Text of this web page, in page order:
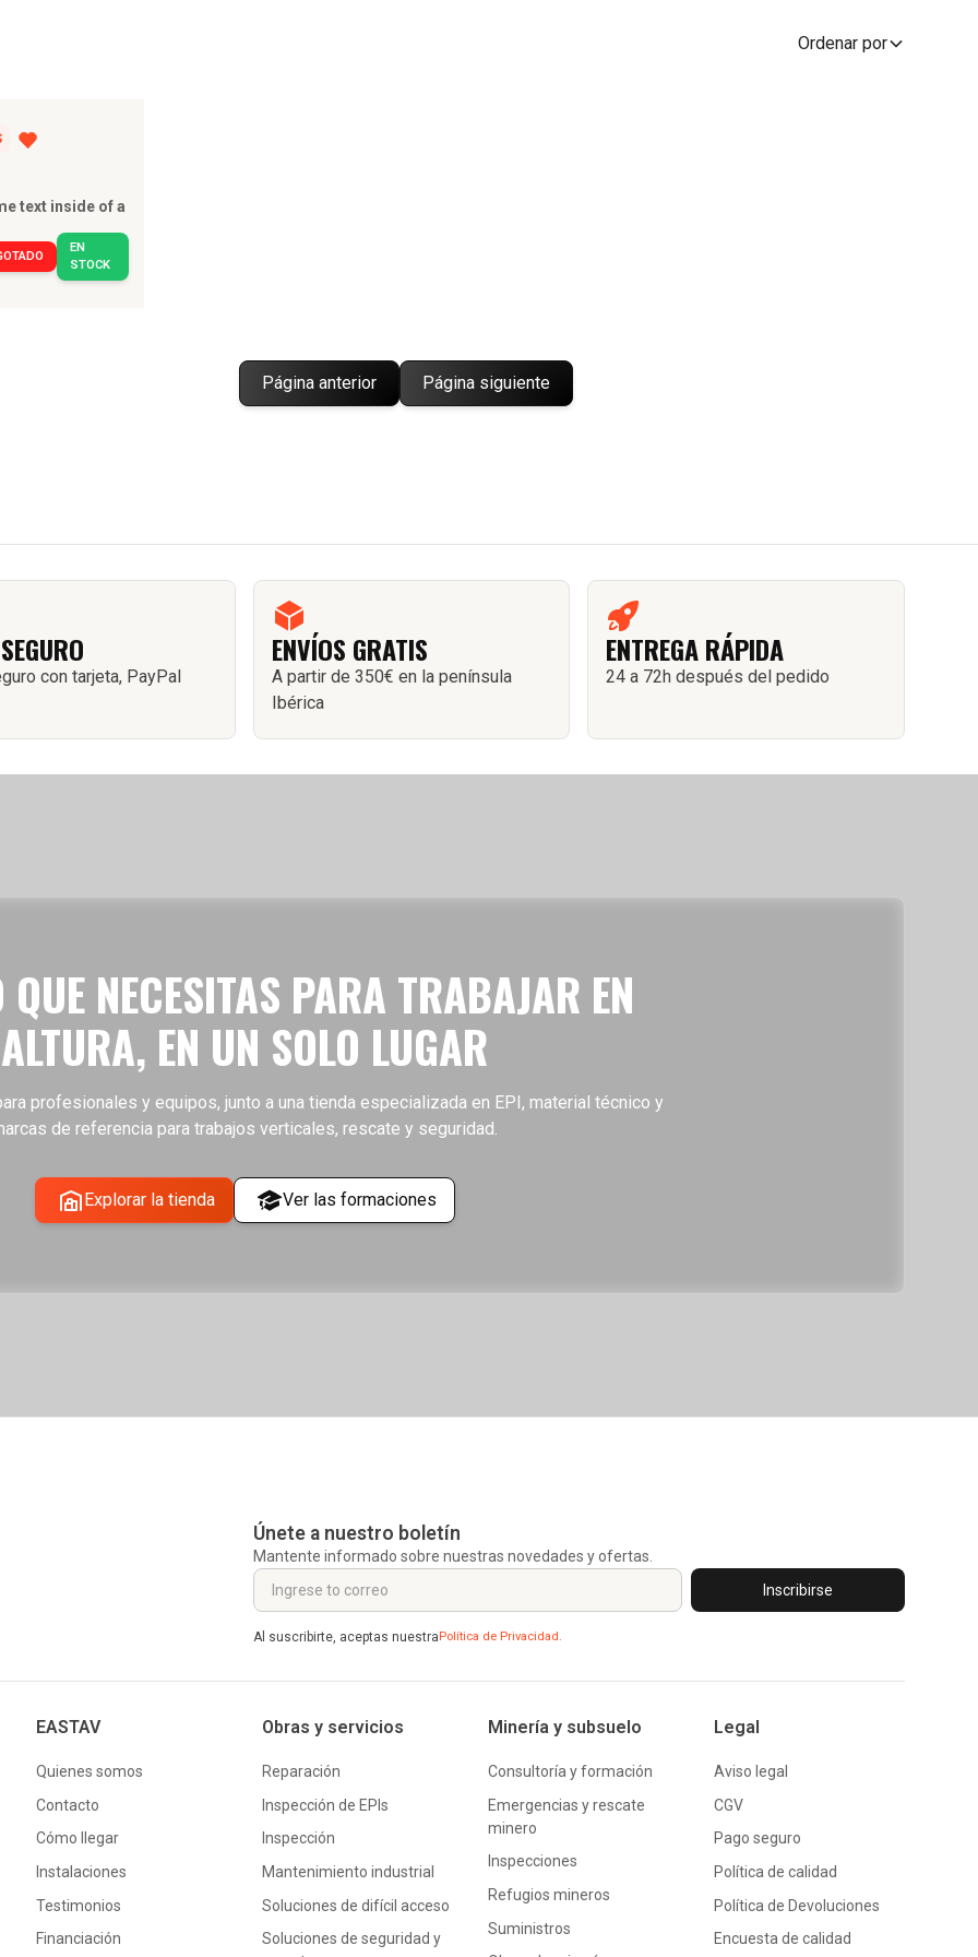
Ordenar por
text inside of a
EN
STOCK
Página anterior Página siguiente
con tarjeta, PayPal
ENVÍOS GRATIS
A partir de 350€ en la península
Ibérica
ENTREGA RÁPIDA
24 a 72h después del pedido
QUE NECESITAS PARA TRABAJAR EN
ALTURA, EN UN SOLO LUGAR
profesionales y equipos, junto a una tienda especializada en EPI, material técnico y
de referencia para trabajos verticales, rescate y seguridad.
Explorar la tienda Ver las formaciones
Únete a nuestro boletín
Mantente informado sobre nuestras novedades y ofertas.
Al suscribirte, aceptas nuestra Política de Privacidad.
EASTAV
Quienes somos
Contacto
Cómo llegar
Instalaciones
Testimonios
Financiación
Obras y servicios
Reparación
Inspección de EPIs
Inspección
Mantenimiento industrial
Soluciones de difícil acceso
Soluciones de seguridad y
Minería y subsuelo
Consultoría y formación
Emergencias y rescate
minero
Inspecciones
Refugios mineros
Suministros
Legal
Aviso legal
CGV
Pago seguro
Política de calidad
Política de Devoluciones
Encuesta de calidad